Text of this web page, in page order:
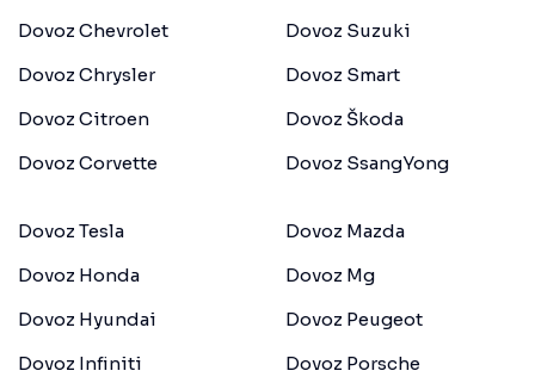
Dovoz Chevrolet
Dovoz Chrysler
Dovoz Citroen
Dovoz Corvette
Dovoz Suzuki
Dovoz Smart
Dovoz Škoda
Dovoz SsangYong
Dovoz Tesla
Dovoz Honda
Dovoz Hyundai
Dovoz Infiniti
Dovoz Mazda
Dovoz Mg
Dovoz Peugeot
Dovoz Porsche